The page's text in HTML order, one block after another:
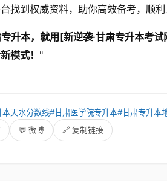
找到权威资料，助你高效备考，顺利
升本，就用[新逆袭·甘肃专升本考
模式！ "
天水分数线#甘肃医学院专升本#甘肃专升本
💬 微博 🔗 复制链接